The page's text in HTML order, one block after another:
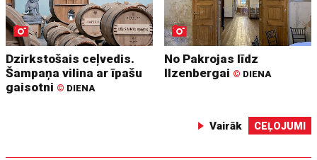
Dzirkstošais ceļvedis.
Šampaņa vilina ar īpašu
gaisotni © DIENA
No Pakrojas līdz
Ilzenbergai © DIENA
Vairāk CEĻOJUMI